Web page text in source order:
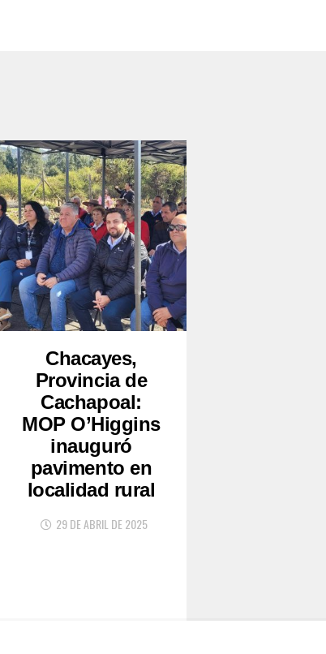
Chacayes,
Provincia de
Cachapoal:
MOP O’Higgins
inauguró
pavimento en
localidad rural
29 DE ABRIL DE 2025